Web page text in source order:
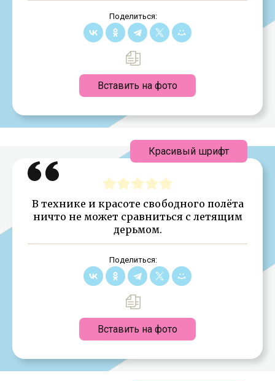
Поделиться:
Вставить на фото
В технике и красоте свободного полёта
ничто не может сравниться с летящим
дерьмом.
Поделиться:
Вставить на фото
Красивый шрифт